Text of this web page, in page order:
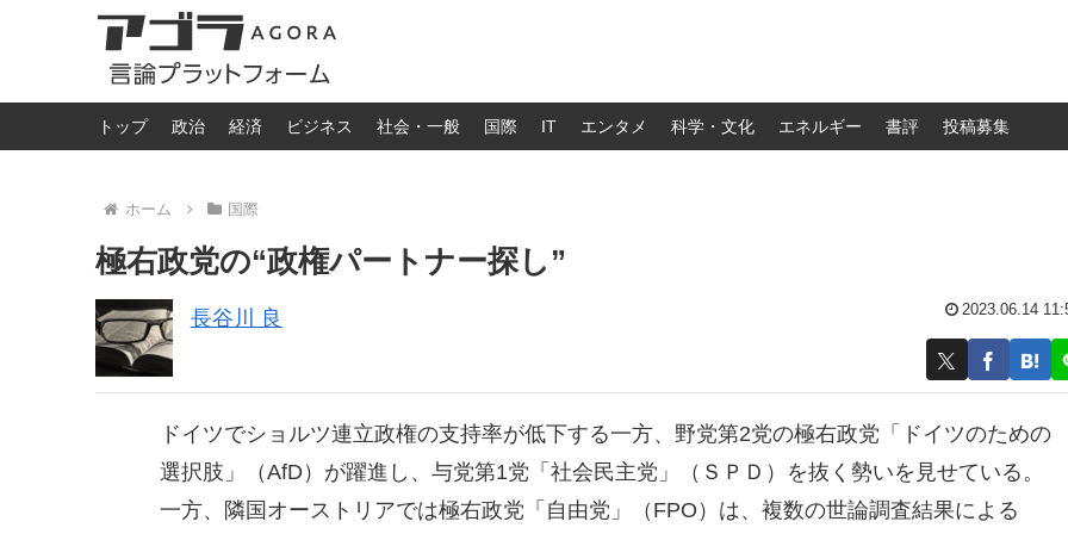
トップ 政治 経済 ビジネス 社会・一般 国際 IT エンタメ 科学・文化 エネルギー 書評 投稿募集
ホーム 国際
極右政党の“政権パートナー探し”
長谷川 良 2023.06.14
ドイツでショルツ連立政権の支持率が低下する一方、野党第2党の極右政党「ドイツのための
選択肢」（AfD）が躍進し、与党第1党「社会民主党」（ＳＰＤ）を抜く勢いを見せている。
一方、隣国オーストリアでは極右政党「自由党」（FPO）は、複数の世論調査結果による